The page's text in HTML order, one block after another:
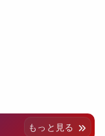
もっと見る